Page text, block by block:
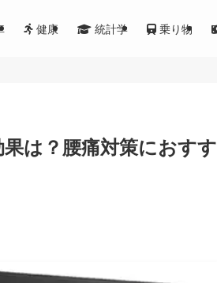
健康 統計学 乗り物
は？腰痛対策におすす